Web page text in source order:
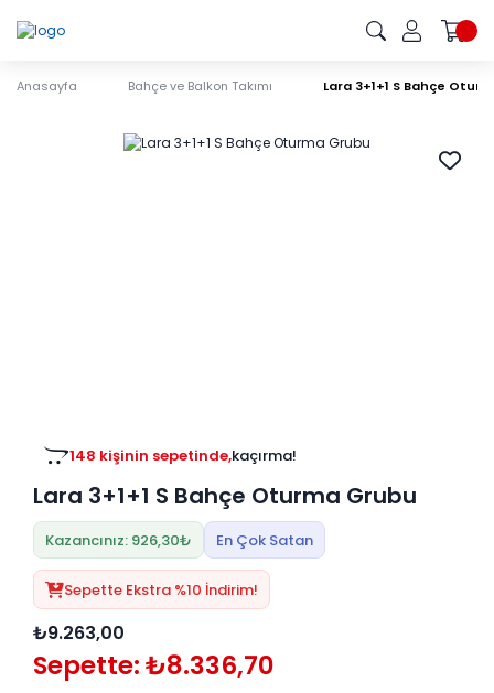
Anasayfa Bahçe ve Balkon Takımı Lara 3+1+1 S Bahçe
148 kişinin sepetinde,kaçırma!
Lara 3+1+1 S Bahçe Oturma Grubu
Kazancınız: 926,30₺ En Çok Satan
Sepette Ekstra %10 İndirim!
₺9.263,00
Sepette: ₺8.336,70